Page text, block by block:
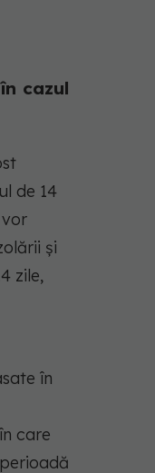
cazul
de 14
și
zile,
în
care